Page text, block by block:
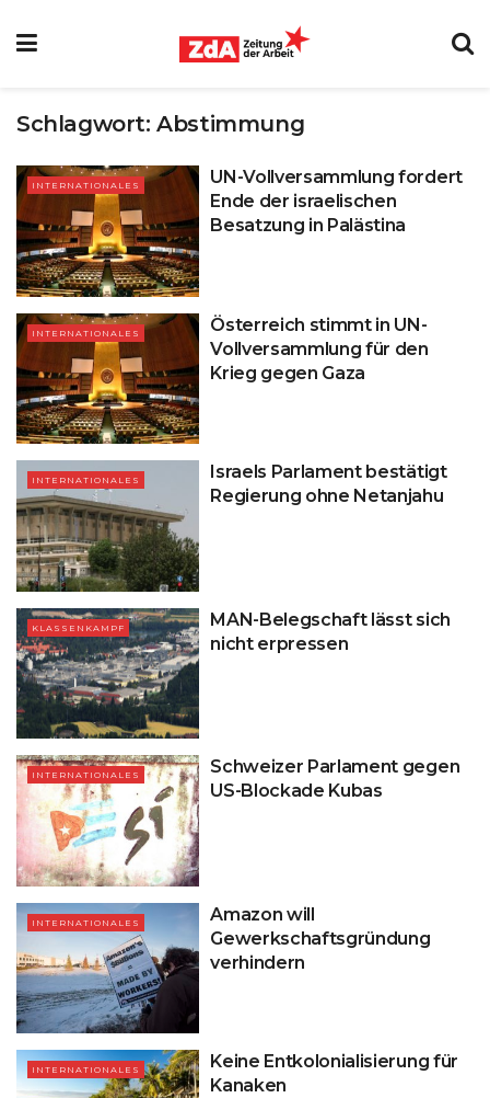
Schlagwort:Abstimmung
INTERNATIONALES
UN-Vollversammlung fordert
Ende der israelischen
Besatzung in Palästina
INTERNATIONALES
Österreich stimmt in UN-
Vollversammlung für den
Krieg gegen Gaza
INTERNATIONALES
Israels Parlament bestätigt
Regierung ohne Netanjahu
KLASSENKAMPF
MAN-Belegschaft lässt sich
nicht erpressen
INTERNATIONALES
Schweizer Parlament gegen
US-Blockade Kubas
INTERNATIONALES
Amazon will
Gewerkschaftsgründung
verhindern
INTERNATIONALES
Keine Entkolonialisierung für
Kanaken